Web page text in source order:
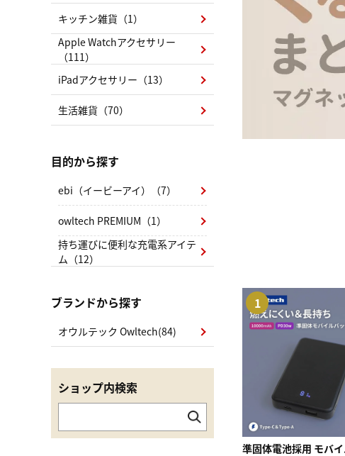
キッチン雑貨（1）
Apple Watchアクセサリー
（111）
iPadアクセサリー（13）
生活雑貨（70）
目的から探す
ebi（イービーアイ）（7）
owltech PREMIUM（1）
持ち運びに便利な充電系アイテ
ム（12）
ブランドから探す
オウルテック Owltech(84)
ショップ内検索
1
準固体電池採用 モバ